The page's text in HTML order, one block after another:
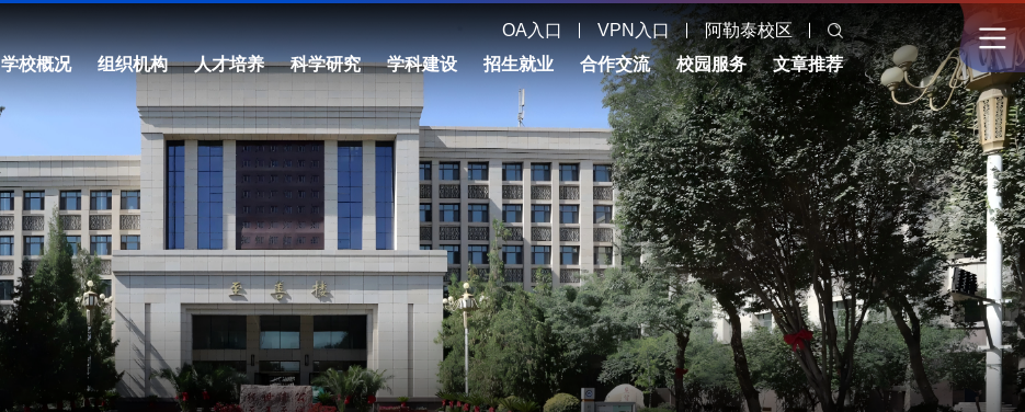
OA入口 VPN入口
阿勒泰校区
学校概况 组织机构 人才培养 科学研究 学科建设 招生就业 合作交流 校园服务 文章推荐